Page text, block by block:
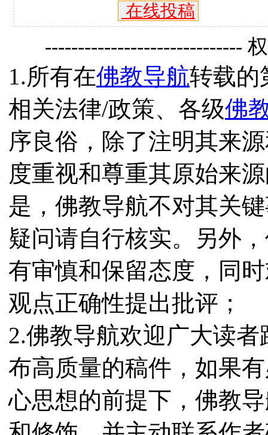
在线投稿
------------------------------
1.所有在佛教导航转载的
相关法律/政策、各级佛
序良俗，除了注明其来
度重视和尊重其原始来
是，佛教导航不对其关
疑问请自行核实。另外
有审慎和保留态度，同
观点正确性提出批评；
2.佛教导航欢迎广大读
布高质量的稿件，如果
心思想的前提下，佛教